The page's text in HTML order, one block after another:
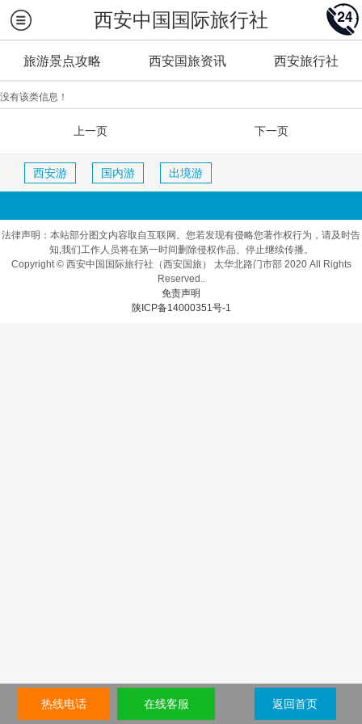
西安中国国际旅行社
旅游景点攻略 西安国旅资讯 西安旅行社
没有该类信息！
上一页 下一页
西安游 国内游 出境游
法律声明：本站部分图文内容取自互联网。您若发现有侵略您著作权行为，请及时告
知,我们工作人员将在第一时间删除侵权作品、停止继续传播。
Copyright © 西安中国国际旅行社（西安国旅） 太华北路门市部 2020 All Rights
Reserved..
免责声明
陕ICP备14000351号-1
热线电话 在线客服 返回首页